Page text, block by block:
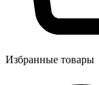
Избранные товары